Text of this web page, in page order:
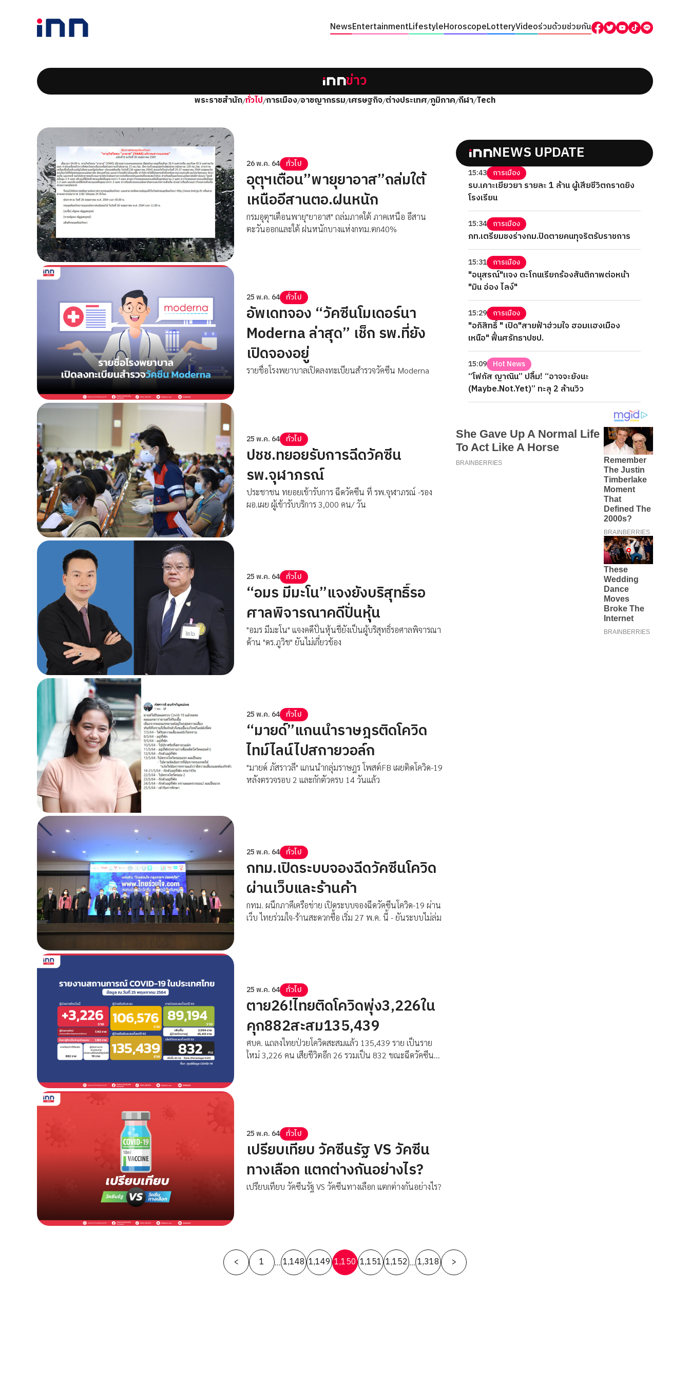
NewsEntertainmentLifestyleHoroscopeLotteryVideoร่วมด้วยช่วยกัน
ข่าว
พระราชสำนัก/ทั่วไป/การเมือง/อาชญากรรม/เศรษฐกิจ/ต่างประเทศ/ภูมิภาค/กีฬา/Tech
26 พ.ค. 64 ทั่วไป
อุตุฯเตือน”พายุยาอาส”ถล่มใต้
เหนืออีสานตอ.ฝนหนัก
กรมอุตุฯเตือนพายุ"ยาอาส" ถล่มภาคใต้ ภาคเหนือ อีสาน
ตะวันออกและใต้ ฝนหนักบางแห่งกทม.ตก40%
25 พ.ค. 64 ทั่วไป
อัพเดทจอง “วัคซีนโมเดอร์นา
Moderna ล่าสุด” เช็ก รพ.ที่ยัง
เปิดจองอยู่
รายชื่อโรงพยาบาลเปิดลงทะเบียนสำรวจวัคซีน Moderna
25 พ.ค. 64 ทั่วไป
ปชช.ทยอยรับการฉีดวัคซีน
รพ.จุฬาภรณ์
ประชาชน ทยอยเข้ารับการ ฉีดวัคซีน ที่ รพ.จุฬาภรณ์ -รอง
ผอ.เผย ผู้เข้ารับบริการ 3,000 คน/ วัน
25 พ.ค. 64 ทั่วไป
“อมร มีมะโน”แจงยังบริสุทธิ์รอ
ศาลพิจารณาคดีปั่นหุ้น
"อมร มีมะโน" แจงคดีปั่นหุ้นชี้ยังเป็นผู้บริสุทธิ์รอศาลพิจารณา
ด้าน "ดร.ภูวิช" ยันไม่เกี่ยวข้อง
25 พ.ค. 64 ทั่วไป
“มายด์”แกนนำราษฎรติดโควิด
ไทม์ไลน์ไปสกายวอล์ก
"มายด์ ภัสราวลี" แกนนำกลุ่มราษฎร โพสต์FB เผยติดโควิด-19
หลังตรวจรอบ 2 และกักตัวครบ 14 วันแล้ว
25 พ.ค. 64 ทั่วไป
กทม.เปิดระบบจองฉีดวัคซีนโควิด
ผ่านเว็บและร้านค้า
กทม. ผนึกภาคีเครือข่าย เปิดระบบจองฉีดวัคซีนโควิด-19 ผ่าน
เว็บ ไทยร่วมใจ-ร้านสะดวกซื้อ เริ่ม 27 พ.ค. นี้ - ยันระบบไม่ล่ม
25 พ.ค. 64 ทั่วไป
ตาย26!ไทยติดโควิดพุ่ง3,226ใน
คุก882สะสม135,439
ศบค. แถลงไทยป่วยโควิดสะสมแล้ว 135,439 ราย เป็นราย
ใหม่ 3,226 คน เสียชีวิตอีก 26 รวมเป็น 832 ขณะฉีดวัคซีน
25 พ.ค. 64 ทั่วไป
เปรียบเทียบ วัคซีนรัฐ VS วัคซีน
ทางเลือก แตกต่างกันอย่างไร?
เปรียบเทียบ วัคซีนรัฐ VS วัคซีนทางเลือก แตกต่างกันอย่างไร?
NEWS UPDATE
15:43 การเมือง
รบ.เคาะเยียวยา รายละ 1 ล้าน ผู้เสียชีวิตกราดยิง
โรงเรียน
15:34 การเมือง
ภท.เตรียมชงร่างกม.ปิดตายคนทุจริตรับราชการ
15:31 การเมือง
"อนุสรณ์"แจง ตะโกนเรียกร้องสันติภาพต่อหน้า
"มิน อ่อง ไลง์"
15:29 การเมือง
"อภิสิทธิ์ " เปิด"สายฟ้าฮ่วมใจ ฮอมแฮงเมือง
เหนือ" ฟื้นศรัทธาปชป.
15:09 Hot News
“โฟกัส ญาณิน” ปลื้ม! “อาจจะยังนะ
(Maybe.Not.Yet)” ทะลุ 2 ล้านวิว
Posts
pagination
< 1 … 1,148 1,149 1,150 1,151 1,152 … 1,318 >